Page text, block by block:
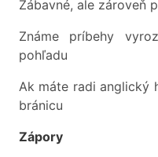
Zábavné, ale zároveň
Známe príbehy
pohľadu
Ak máte radi anglický
bránicu
Zápory